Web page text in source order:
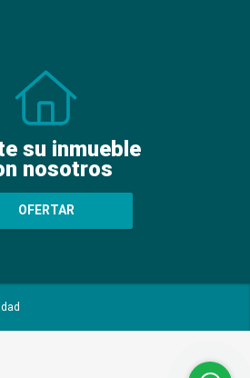
su inmueble
nosotros
OFERTAR